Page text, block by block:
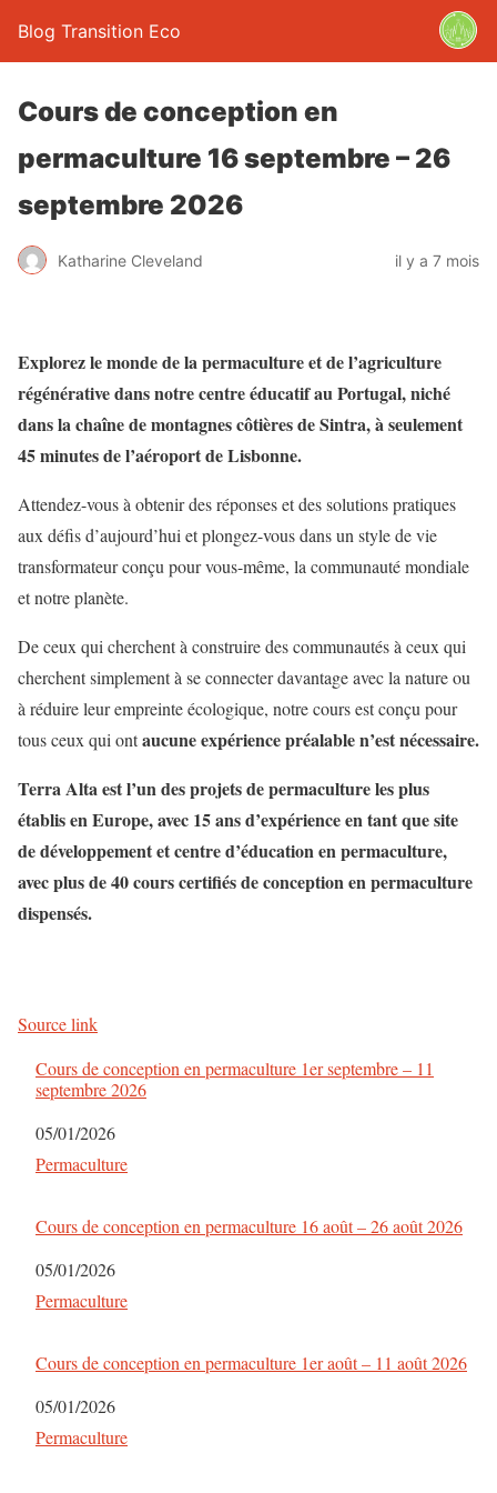
Blog Transition Eco
Cours de conception en
permaculture 16 septembre – 26
septembre 2026
Katharine Cleveland il y a 7 mois
Explorez le monde de la permaculture et de l’agriculture
régénérative dans notre centre éducatif au Portugal, niché
dans la chaîne de montagnes côtières de Sintra, à seulement
45 minutes de l’aéroport de Lisbonne.
Attendez-vous à obtenir des réponses et des solutions pratiques
aux défis d’aujourd’hui et plongez-vous dans un style de vie
transformateur conçu pour vous-même, la communauté mondiale
et notre planète.
De ceux qui cherchent à construire des communautés à ceux qui
cherchent simplement à se connecter davantage avec la nature ou
à réduire leur empreinte écologique, notre cours est conçu pour
tous ceux qui ontaucune expérience préalable n’est nécessaire.
Terra Alta est l’un des projets de permaculture les plus
établis en Europe, avec 15 ans d’expérience en tant que site
de développement et centre d’éducation en permaculture,
avec plus de 40 cours certifiés de conception en permaculture
dispensés.
Source link
Cours de conception en permaculture 1er septembre – 11
septembre 2026
Date
05/01/2026
Par rapport à
Permaculture
Cours de conception en permaculture 16 août – 26 août 2026
Date
05/01/2026
Par rapport à
Permaculture
Cours de conception en permaculture 1er août – 11 août 2026
Date
05/01/2026
Par rapport à
Permaculture